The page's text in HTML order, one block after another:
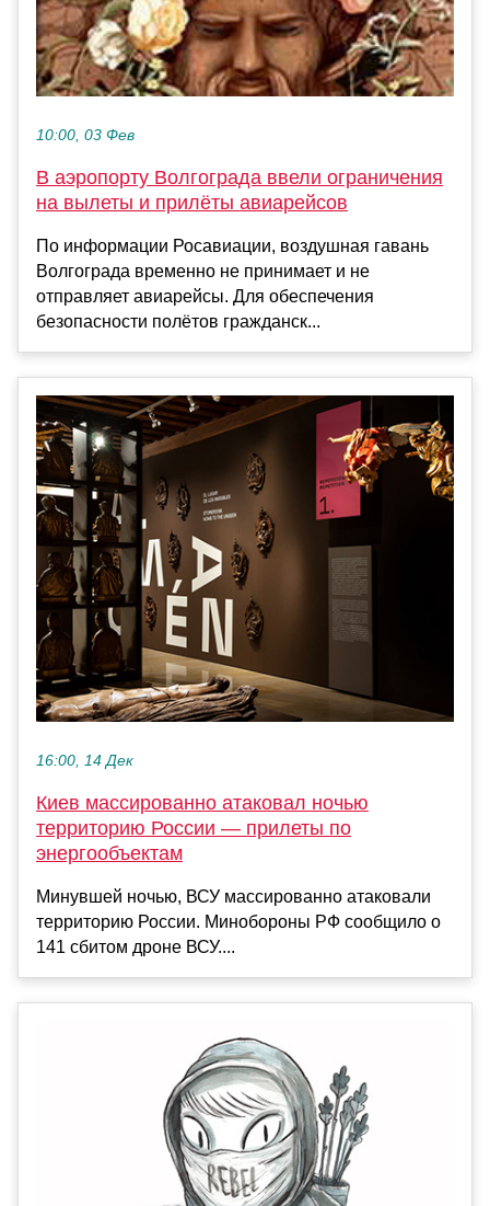
10:00, 03 Фев
В аэропорту Волгограда ввели ограничения
на вылеты и прилёты авиарейсов
По информации Росавиации, воздушная гавань
Волгограда временно не принимает и не
отправляет авиарейсы. Для обеспечения
безопасности полётов гражданск...
16:00, 14 Дек
Киев массированно атаковал ночью
территорию России — прилеты по
энергообъектам
Минувшей ночью, ВСУ массированно атаковали
территорию России. Минобороны РФ сообщило о
141 сбитом дроне ВСУ....